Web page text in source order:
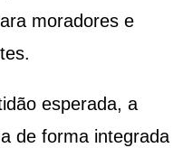
moradores e
esperada, a
de forma integrada